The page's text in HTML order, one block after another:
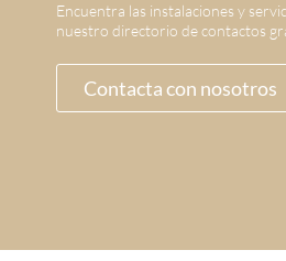
Encuentra las instalaciones y
nuestro directorio de contactos
Contacta con nosotros